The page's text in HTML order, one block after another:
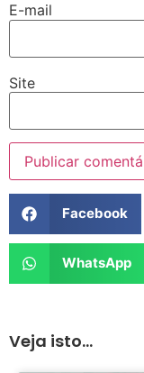
E-mail
Site
Facebook
WhatsApp
Veja isto...